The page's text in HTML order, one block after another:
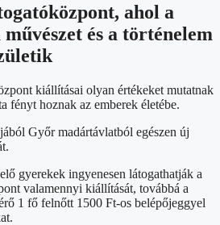
ahol a
és a történelem
kiállításai olyan értékeket mutatnak
fényt hoznak az emberek életébe.
Győr madártávlatból egészen új
gyerekek ingyenesen látogathatják a
valamennyi kiállítását, továbbá a
1 fő felnőtt 1500 Ft-os belépőjeggyel